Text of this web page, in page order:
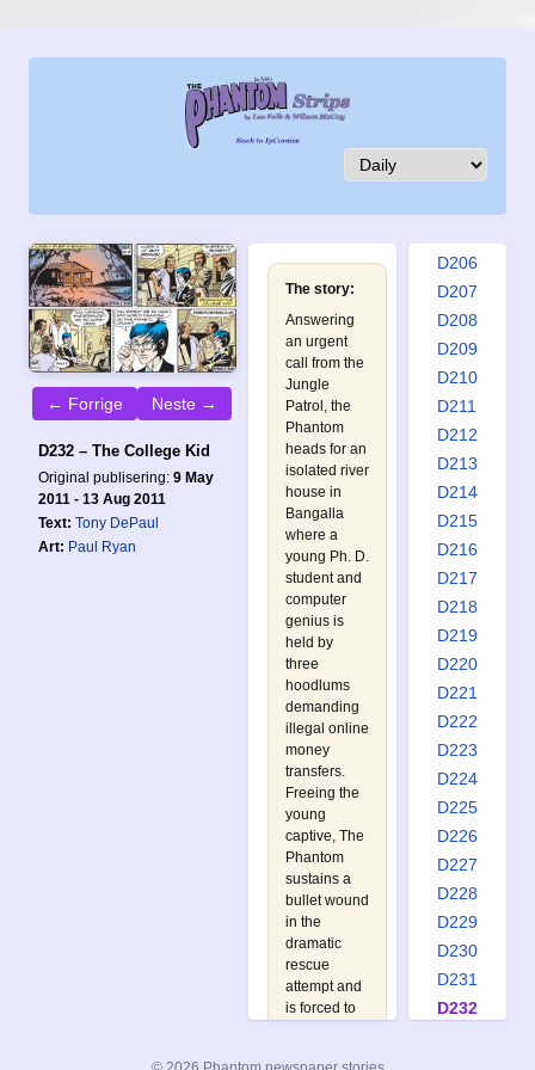
← Forrige Neste →
D232 – The College Kid
Original publisering: 9 May
2011 - 13 Aug 2011
Text: Tony DePaul
Art: Paul Ryan
The story:
Answering
an urgent
call from the
Jungle
Patrol, the
Phantom
heads for an
isolated river
house in
Bangalla
where a
young Ph. D.
student and
computer
genius is
held by
three
hoodlums
demanding
illegal online
money
transfers.
Freeing the
young
captive, The
Phantom
sustains a
bullet wound
in the
dramatic
rescue
attempt and
is forced to
D199
D202
D206
D207
D208
D209
D210
D211
D212
D213
D214
D215
D216
D217
D218
D219
D220
D221
D222
D223
D224
D225
D226
D227
D228
D229
D230
D231
D232